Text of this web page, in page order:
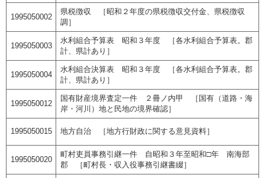
1995050002
県税徴収 ［昭和２年度の県税徴収交付金、県税徴収
調］
1995050003
水利組合予算表 昭和３年度 ［各水利組合予算表。郡
計、県計あり］
1995050004
水利組合決算表 昭和３年度 ［各水利組合予算表。郡
計、県計あり］
1995050012
国有財産境界査定一件 ２冊ノ内甲 ［国有（道路・海
岸・河川）地と民地の境界確認］
1995050015 地方自治 ［地方行財政に関する意見資料］
1995050020
町村吏員事務引継一件 自昭和３年至昭和□年 南海部
郡 ［町村長・収入役事務引継書綴］